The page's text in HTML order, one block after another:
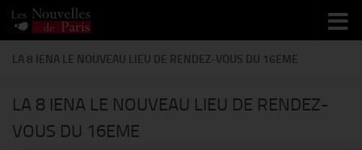
Skip to content
LA 8 IENA LE NOUVEAU LIEU DE RENDEZ-VOUS DU 16EME
LA 8 IENA LE NOUVEAU LIEU DE RENDEZ-
VOUS DU 16EME